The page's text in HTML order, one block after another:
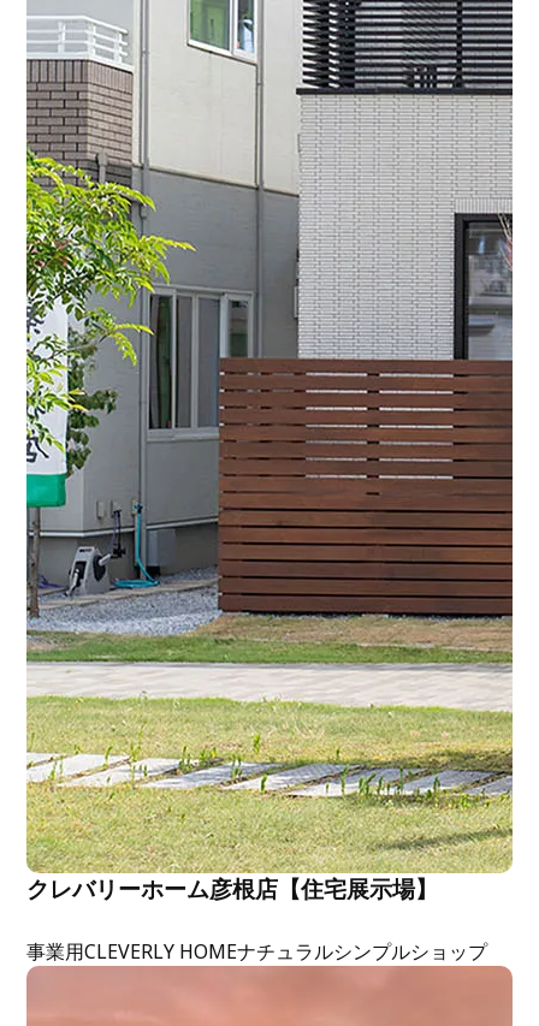
クレバリーホーム彦根店【住宅展示場】
事業用CLEVERLY HOMEナチュラルシンプルショップ